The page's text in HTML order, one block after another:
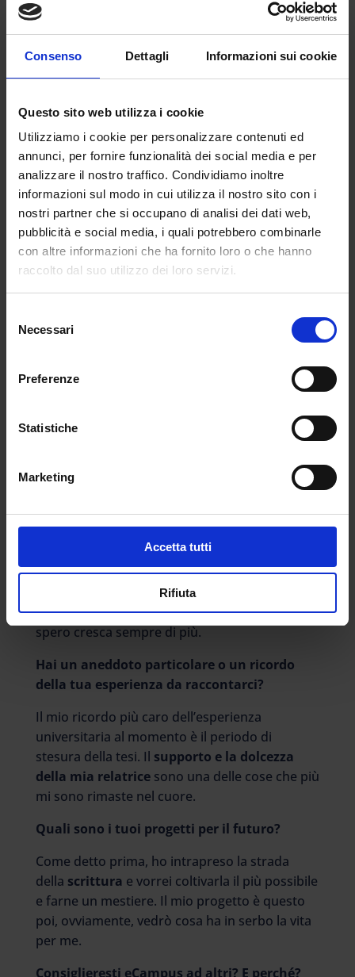
Consenso Dettagli Informazioni sui cookie
Questo sito web utilizza i cookie
Utilizziamo i cookie per personalizzare contenuti ed
annunci, per fornire funzionalità dei social media e per
analizzare il nostro traffico. Condividiamo inoltre
informazioni sul modo in cui utilizza il nostro sito con i
nostri partner che si occupano di analisi dei dati web,
pubblicità e social media, i quali potrebbero combinarle
con altre informazioni che ha fornito loro o che hanno
raccolto dal suo utilizzo dei loro servizi.
delNecessari
Preferenze
Statistiche
Marketing
Accetta tutti
Rifiuta
Ho scelto il percorso di lingue. In particolare ho
concluso ilpercorso triennale inLingue e
culture europee e del resto del mondo e ora
sono in dirittura d’arrivo con quellomagistrale
interculturale.
Per entrambi le lingue che ho scelto sono
inglese e tedesco.
Come valuti l’esperienza di eCampus? Hai
ricevuto supporto dall’Università e delle Tol?
La valuto in modo positivo, non ho mai avuto
particolari problemi e l’Università è sempre
statamolto di supporto e tempestiva nel
, sia quella che ho
persone molto competenti e presenti.
altre attività?
disposizione
permette di organizzarsi molto
Al momento mi sto dedicando principalmente
allo studio, ma sto intraprendendo anche la
strada della scrittura (di articoli, per ora) che
spero cresca sempre di più.
Hai un aneddoto particolare o un ricordo
della tua esperienza da raccontarci?
Il mio ricordo più caro dell’esperienza
universitaria al momento è il periodo di
stesura della tesi. Il supporto e la dolcezza
della mia relatrice sono una delle cose che più
mi sono rimaste nel cuore.
Quali sono i tuoi progetti per il futuro?
Come detto prima, ho intrapreso la strada
della scrittura e vorrei coltivarla il più possibile
e farne un mestiere. Il mio progetto è questo
poi, ovviamente, vedrò cosa ha in serbo la vita
per me.
Consiglieresti eCampus ad altri? E perché?